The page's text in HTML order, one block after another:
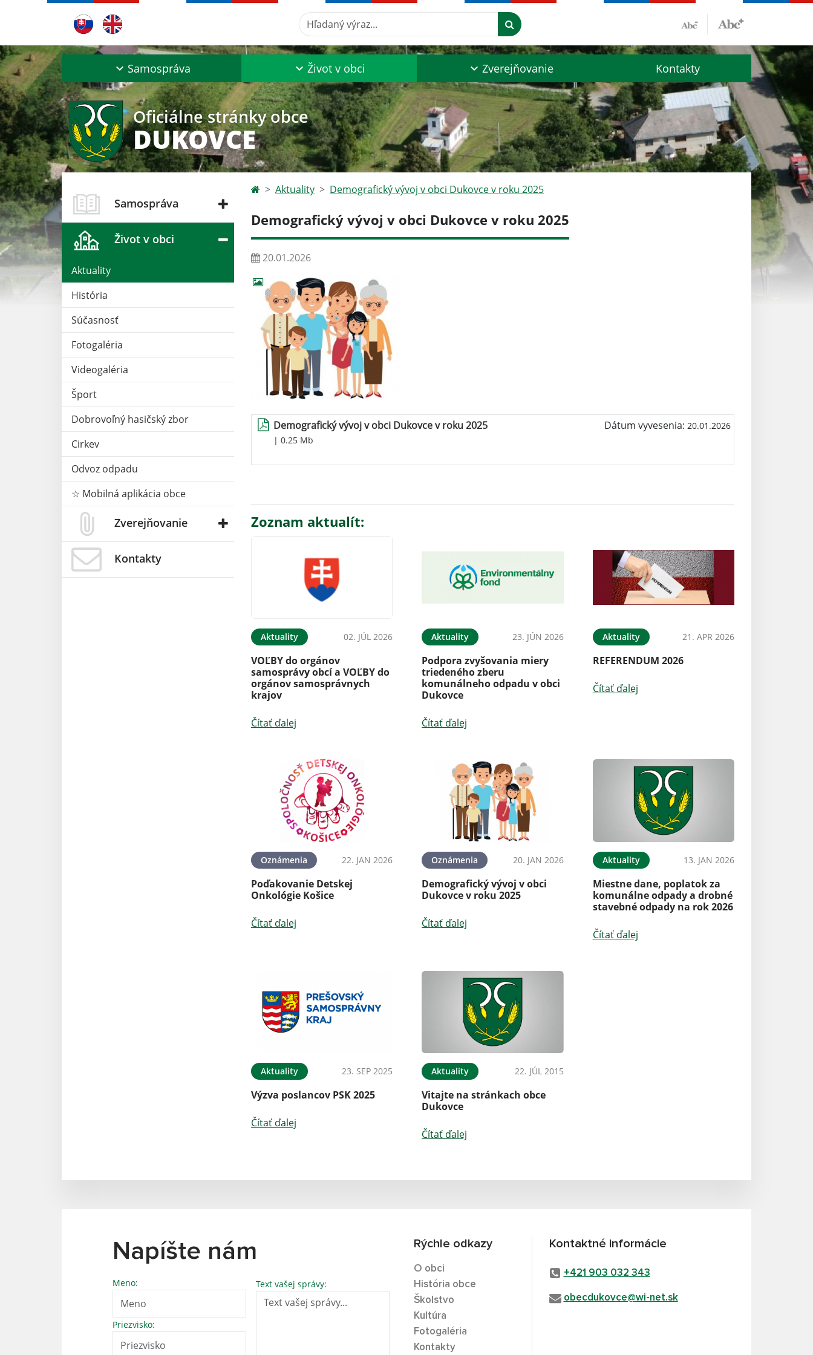
Hľadaný výraz...
Samospráva Život v obci Zverejňovanie Kontakty
Oficiálne stránky obce
DUKOVCE
Samospráva
Život v obci
Aktuality
História
Súčasnosť
Fotogaléria
Videogaléria
Šport
Dobrovoľný hasičský zbor
Cirkev
Odvoz odpadu
☆ Mobilná aplikácia obce
Zverejňovanie
Kontakty
Aktuality Demografický vývoj v obci Dukovce v roku 2025
Demografický vývoj v obci Dukovce v roku 2025
20.01.2026
Demografický vývoj v obci Dukovce v roku 2025
| 0.25 Mb
Dátum vyvesenia: 20.01.2026
Zoznam aktualít:
Aktuality 02. JÚL 2026
VOĽBY do orgánov
samosprávy obcí a VOĽBY do
orgánov samosprávnych
krajov
Čítať ďalej
Aktuality 23. JÚN 2026
Podpora zvyšovania miery
triedeného zberu
komunálneho odpadu v obci
Dukovce
Čítať ďalej
Aktuality 21. APR 2026
REFERENDUM 2026
Čítať ďalej
Oznámenia 22. JAN 2026
Poďakovanie Detskej
Onkológie Košice
Čítať ďalej
Oznámenia 20. JAN 2026
Demografický vývoj v obci
Dukovce v roku 2025
Čítať ďalej
Aktuality 13. JAN 2026
Miestne dane, poplatok za
komunálne odpady a drobné
stavebné odpady na rok 2026
Čítať ďalej
Aktuality 23. SEP 2025
Výzva poslancov PSK 2025
Čítať ďalej
Aktuality 22. JÚL 2015
Vitajte na stránkach obce
Dukovce
Čítať ďalej
Napíšte nám
Meno:
Priezvisko:
Text vašej správy:
Rýchle odkazy
O obci
História obce
Školstvo
Kultúra
Fotogaléria
Kontakty
Kontaktné informácie
+421 903 032 343
obecdukovce@wi-net.sk